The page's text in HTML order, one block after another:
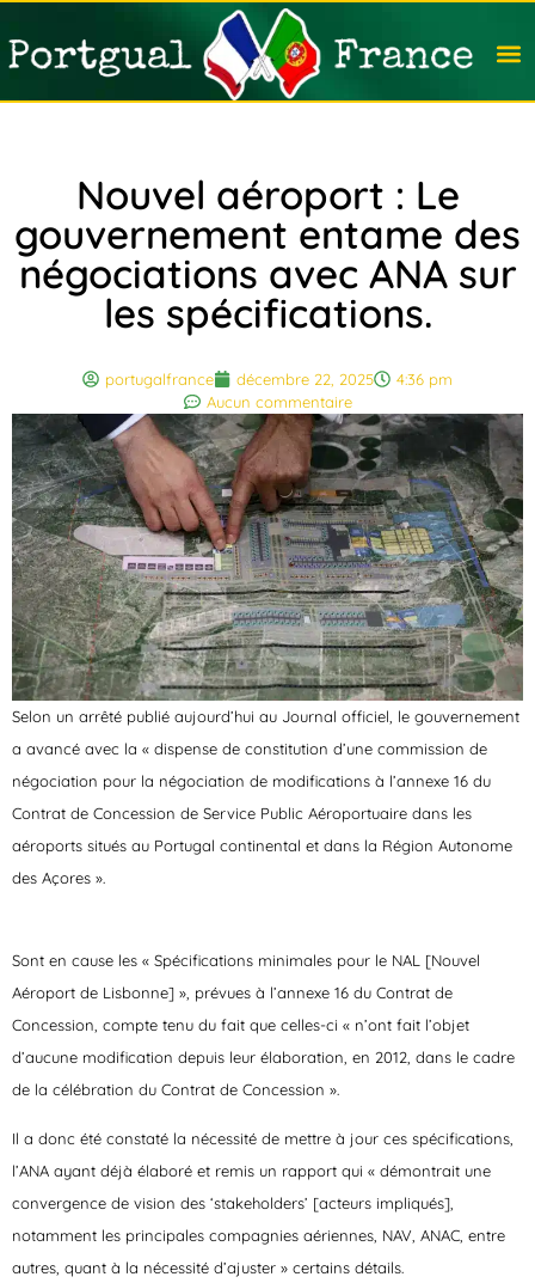
Nouvel aéroport : Le
gouvernement entame des
négociations avec ANA sur
les spécifications.
portugalfrance décembre 22, 2025
4:36 pm
Aucun commentaire
Selon un arrêté publié aujourd’hui au Journal officiel, le gouvernement
a avancé avec la « dispense de constitution d’une commission de
négociation pour la négociation de modifications à l’annexe 16 du
Contrat de Concession de Service Public Aéroportuaire dans les
aéroports situés au Portugal continental et dans la Région Autonome
des Açores ».
Sont en cause les « Spécifications minimales pour le NAL [Nouvel
Aéroport de Lisbonne] », prévues à l’annexe 16 du Contrat de
Concession, compte tenu du fait que celles-ci « n’ont fait l’objet
d’aucune modification depuis leur élaboration, en 2012, dans le cadre
de la célébration du Contrat de Concession ».
Il a donc été constaté la nécessité de mettre à jour ces spécifications,
l’ANA ayant déjà élaboré et remis un rapport qui « démontrait une
convergence de vision des ‘stakeholders’ [acteurs impliqués],
notamment les principales compagnies aériennes, NAV, ANAC, entre
autres, quant à la nécessité d’ajuster » certains détails.